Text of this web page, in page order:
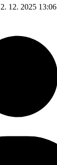
2. 12. 2025 13:06